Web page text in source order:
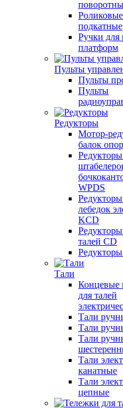
подкатные
Ручки для
платформ
Пульты
Пульты
Пульты
Редукторы
Мотор-
балок
WPDS
лебедок
KCD
талей CD
Тали
Концевые
для талей
Тали
Тали
Тали
Тали
канатные
Тали
цепные